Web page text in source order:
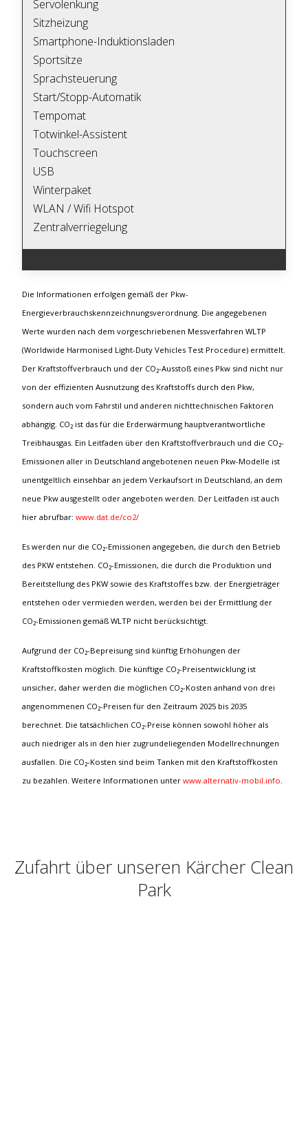
Servolenkung
Sitzheizung
Smartphone-Induktionsladen
Sportsitze
Sprachsteuerung
Start/Stopp-Automatik
Tempomat
Totwinkel-Assistent
Touchscreen
USB
Winterpaket
WLAN / Wifi Hotspot
Zentralverriegelung
Die Informationen erfolgen gemäß der Pkw-
Energieverbrauchskennzeichnungsverordnung. Die angegebenen
Werte wurden nach dem vorgeschriebenen Messverfahren WLTP
(Worldwide Harmonised Light-Duty Vehicles Test Procedure) ermittelt.
Der Kraftstoffverbrauch und der CO₂-Ausstoß eines Pkw sind nicht nur
von der effizienten Ausnutzung des Kraftstoffs durch den Pkw,
sondern auch vom Fahrstil und anderen nichttechnischen Faktoren
abhängig. CO₂ ist das für die Erderwärmung hauptverantwortliche
Treibhausgas. Ein Leitfaden über den Kraftstoffverbrauch und die CO₂-
Emissionen aller in Deutschland angebotenen neuen Pkw-Modelle ist
unentgeltlich einsehbar an jedem Verkaufsort in Deutschland, an dem
neue Pkw ausgestellt oder angeboten werden. Der Leitfaden ist auch
hier abrufbar: www.dat.de/co2/
Es werden nur die CO₂-Emissionen angegeben, die durch den Betrieb
des PKW entstehen. CO₂-Emissionen, die durch die Produktion und
Bereitstellung des PKW sowie des Kraftstoffes bzw. der Energieträger
entstehen oder vermieden werden, werden bei der Ermittlung der
CO₂-Emissionen gemäß WLTP nicht berücksichtigt.
Aufgrund der CO₂-Bepreisung sind künftig Erhöhungen der
Kraftstoffkosten möglich. Die künftige CO₂-Preisentwicklung ist
unsicher, daher werden die möglichen CO₂-Kosten anhand von drei
angenommenen CO₂-Preisen für den Zeitraum 2025 bis 2035
berechnet. Die tatsächlichen CO₂-Preise können sowohl höher als
auch niedriger als in den hier zugrundeliegenden Modellrechnungen
ausfallen. Die CO₂-Kosten sind beim Tanken mit den Kraftstoffkosten
zu bezahlen. Weitere Informationen unter www.alternativ-mobil.info
Zufahrt über unseren Kärcher Clean
Park